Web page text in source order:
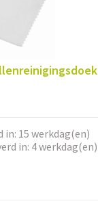
in: 15 werkdag(en)
in: 4 werkdag(en)